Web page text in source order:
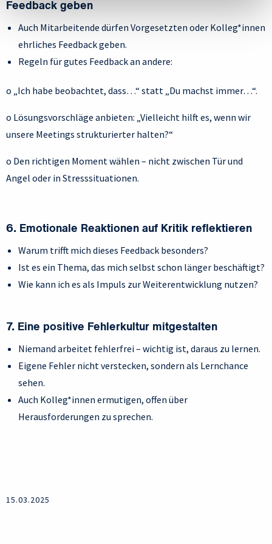
Feedback geben
Auch Mitarbeitende dürfen Vorgesetzten oder Kolleg*innen
ehrliches Feedback geben.
Regeln für gutes Feedback an andere:
o „Ich habe beobachtet, dass…“ statt „Du machst immer…“.
o Lösungsvorschläge anbieten: „Vielleicht hilft es, wenn wir
unsere Meetings strukturierter halten?“
o Den richtigen Moment wählen – nicht zwischen Tür und
Angel oder in Stresssituationen.
6. Emotionale Reaktionen auf Kritik reflektieren
Warum trifft mich dieses Feedback besonders?
Ist es ein Thema, das mich selbst schon länger beschäftigt?
Wie kann ich es als Impuls zur Weiterentwicklung nutzen?
7. Eine positive Fehlerkultur mitgestalten
Niemand arbeitet fehlerfrei – wichtig ist, daraus zu lernen.
Eigene Fehler nicht verstecken, sondern als Lernchance
sehen.
Auch Kolleg*innen ermutigen, offen über
Herausforderungen zu sprechen.
15.03.2025